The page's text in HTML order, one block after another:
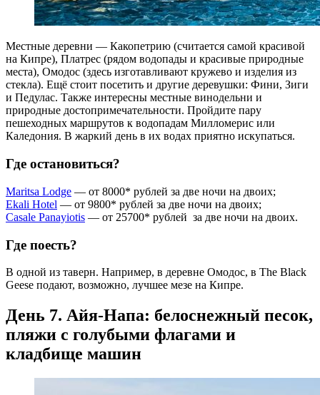
Местные деревни — Какопетрию (считается самой красивой
на Кипре), Платрес (рядом водопады и красивые природные
места), Омодос (здесь изготавливают кружево и изделия из
стекла). Ещё стоит посетить и другие деревушки: Фини, Зиги
и Педулас. Также интересны местные винодельни и
природные достопримечательности. Пройдите пару
пешеходных маршрутов к водопадам Милломерис или
Каледония. В жаркий день в их водах приятно искупаться.
Где остановиться?
Maritsa Lodge — от 8000* рублей за две ночи на двоих;
Ekali Hotel — от 9800* рублей за две ночи на двоих;
Casale Panayiotis — от 25700* рублей за две ночи на двоих.
Где поесть?
В одной из таверн. Например, в деревне Омодос, в The Black
Geese подают, возможно, лучшее мезе на Кипре.
День 7. Айя-Напа: белоснежный песок,
пляжи с голубыми флагами и
кладбище машин